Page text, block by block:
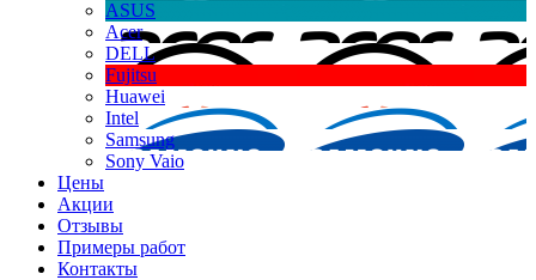
ASUS
Acer
DELL
Fujitsu
Huawei
Intel
Samsung
Sony Vaio
Цены
Акции
Отзывы
Примеры работ
Контакты